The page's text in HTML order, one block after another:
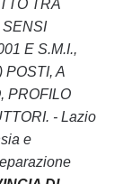
TRA
SENSI
E S.M.I.,
POSTI, A
PROFILO
- Lazio
e